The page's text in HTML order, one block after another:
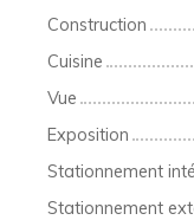
Construction
Cuisine
Vue
Exposition
Stationnement
Stationnement